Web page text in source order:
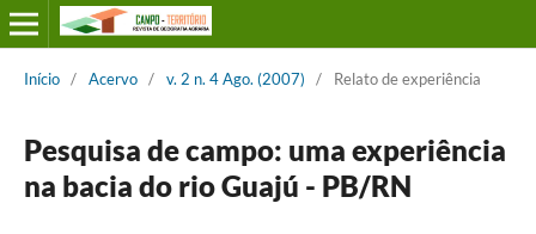
Início / Acervo / v. 2 n. 4 Ago. (2007) / Relato de experiência
Pesquisa de campo: uma experiência
na bacia do rio Guajú - PB/RN